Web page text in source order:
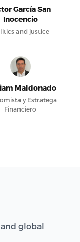
García San
Inocencio
and justice
Maldonado
y Estratega
Financiero
global